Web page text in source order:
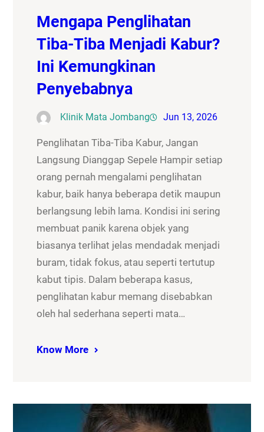
Mengapa Penglihatan
Tiba-Tiba Menjadi Kabur?
Ini Kemungkinan
Penyebabnya
Klinik Mata Jombang Jun 13, 2026
Penglihatan Tiba-Tiba Kabur, Jangan
Langsung Dianggap Sepele Hampir setiap
orang pernah mengalami penglihatan
kabur, baik hanya beberapa detik maupun
berlangsung lebih lama. Kondisi ini sering
membuat panik karena objek yang
biasanya terlihat jelas mendadak menjadi
buram, tidak fokus, atau seperti tertutup
kabut tipis. Dalam beberapa kasus,
penglihatan kabur memang disebabkan
oleh hal sederhana seperti mata…
Know More